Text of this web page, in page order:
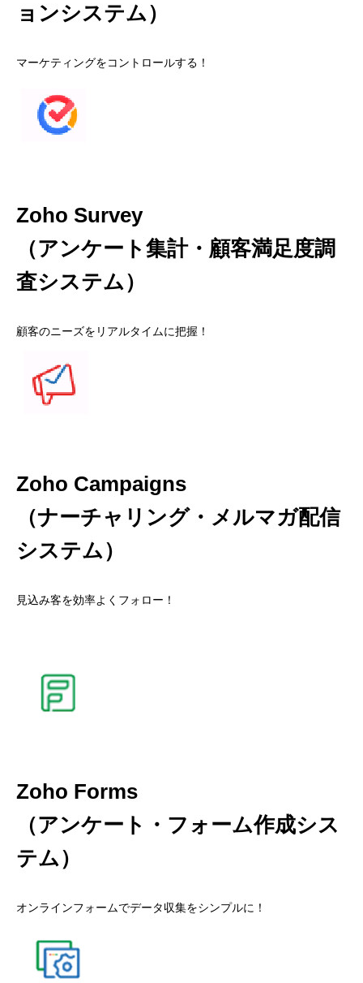
ョンシステム）
マーケティングをコントロールする！
Zoho Survey
（アンケート集計・顧客満足度調
査システム）
顧客のニーズをリアルタイムに把握！
Zoho Campaigns
（ナーチャリング・メルマガ配信
システム）
見込み客を効率よくフォロー！
Zoho Forms
（アンケート・フォーム作成シス
テム）
オンラインフォームでデータ収集をシンプルに！